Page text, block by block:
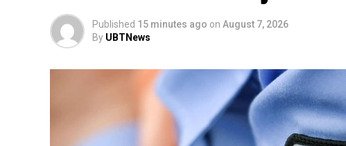
Published 15 minutes ago on August 7, 2026
By UBTNews